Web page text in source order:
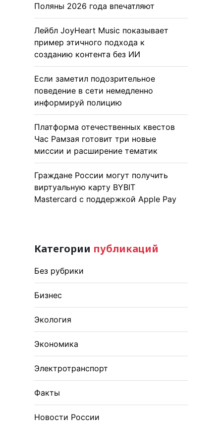
Поляны 2026 года впечатляют
Лейбл JoyHeart Music показывает
пример этичного подхода к
созданию контента без ИИ
Если заметил подозрительное
поведение в сети немедленно
информируй полицию
Платформа отечественных квестов
Час Рамзая готовит три новые
миссии и расширение тематик
Граждане России могут получить
виртуальную карту BYBIT
Mastercard с поддержкой Apple Pay
Категории публикаций
Без рубрики
Бизнес
Экология
Экономика
Электротранспорт
Факты
Новости России